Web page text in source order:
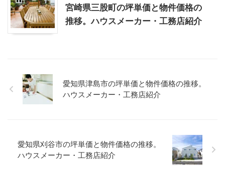
宮崎県三股町の坪単価と物件価格の
推移。ハウスメーカー・工務店紹介
愛知県津島市の坪単価と物件価格の推移。
ハウスメーカー・工務店紹介
愛知県刈谷市の坪単価と物件価格の推移。
ハウスメーカー・工務店紹介